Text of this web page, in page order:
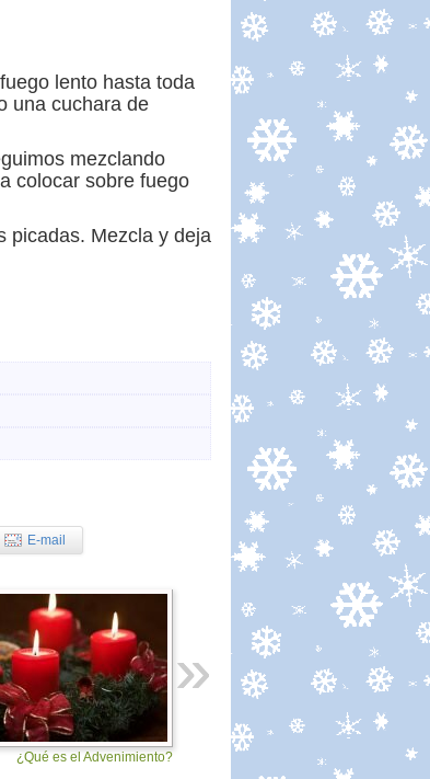
lento hasta toda
una cuchara de
mezclando
colocar sobre fuego
picadas. Mezcla y deja
E-mail
¿Qué es el Advenimiento?